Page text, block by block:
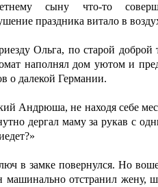
сыну что-то
праздника витало в
Ольга, по старой
наполнял дом уютом и
о далекой Германии.
Андрюша, не находя себе
дергал маму за рукав с
в замке повернулся. Но
машинально отстранил жену,